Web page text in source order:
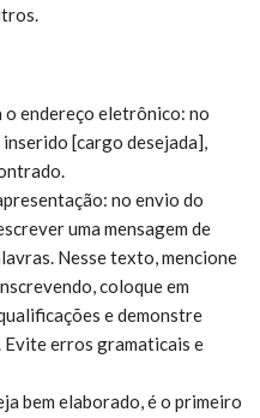
o endereço eletrônico: no
[cargo desejada],
no envio do
uma mensagem de
Nesse texto, mencione
coloque em
e demonstre
Evite erros gramaticais e
bem elaborado, é o primeiro